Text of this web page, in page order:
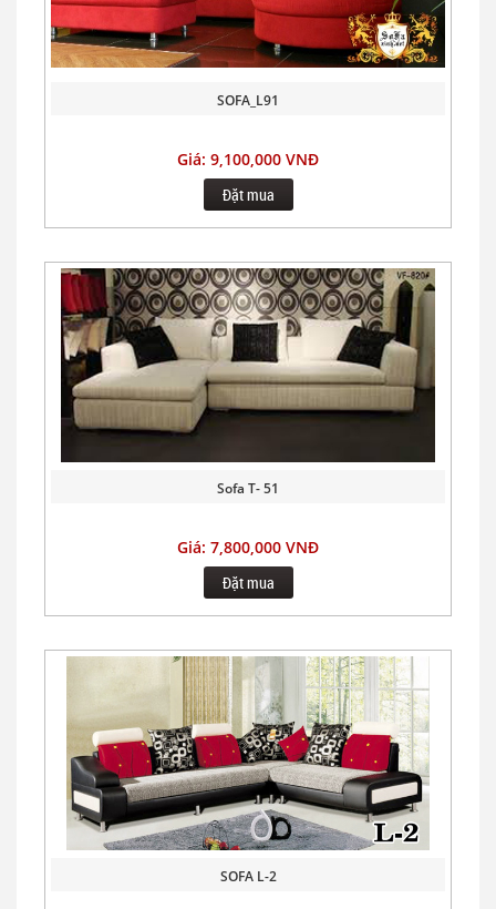
SOFA_L91
Giá: 9,100,000 VNĐ
Đặt mua
Sofa T- 51
Giá: 7,800,000 VNĐ
Đặt mua
SOFA L-2